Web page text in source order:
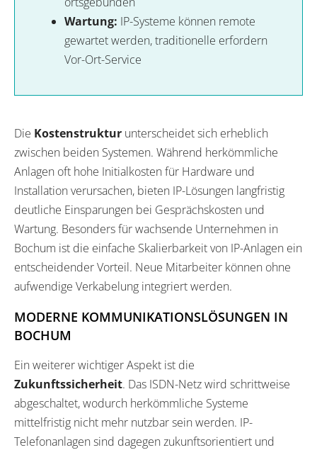
Wartung: IP-Systeme können remote
gewartet werden, traditionelle erfordern
Vor-Ort-Service
Die Kostenstruktur unterscheidet sich erheblich
zwischen beiden Systemen. Während herkömmliche
Anlagen oft hohe Initialkosten für Hardware und
Installation verursachen, bieten IP-Lösungen langfristig
deutliche Einsparungen bei Gesprächskosten und
Wartung. Besonders für wachsende Unternehmen in
Bochum ist die einfache Skalierbarkeit von IP-Anlagen ein
entscheidender Vorteil. Neue Mitarbeiter können ohne
aufwendige Verkabelung integriert werden.
MODERNE KOMMUNIKATIONSLÖSUNGEN IN
BOCHUM
Ein weiterer wichtiger Aspekt ist die
Zukunftssicherheit. Das ISDN-Netz wird schrittweise
abgeschaltet, wodurch herkömmliche Systeme
mittelfristig nicht mehr nutzbar sein werden. IP-
Telefonanlagen sind dagegen zukunftsorientiert und